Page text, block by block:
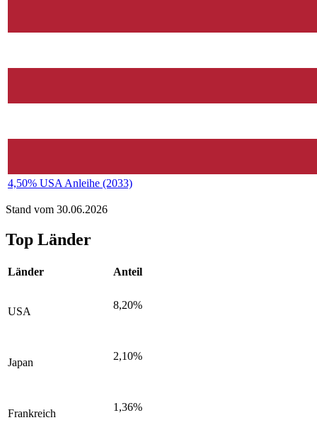
4,50% USA Anleihe (2033)
Stand vom 30.06.2026
Top Länder
Länder Anteil
USA
8,20%
Japan
2,10%
Frankreich
1,36%